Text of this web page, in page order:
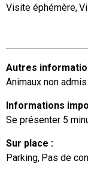
Visite éphémère
Autres
Animaux non admis
Informations
Se présenter 5
Sur place :
Parking Pas de